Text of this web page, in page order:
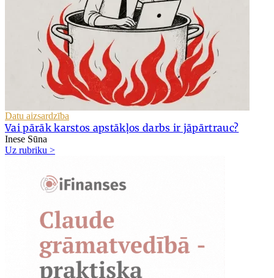
Datu aizsardzība
Vai pārāk karstos apstākļos darbs ir jāpārtrauc?
Inese Sūna
Uz rubriku >